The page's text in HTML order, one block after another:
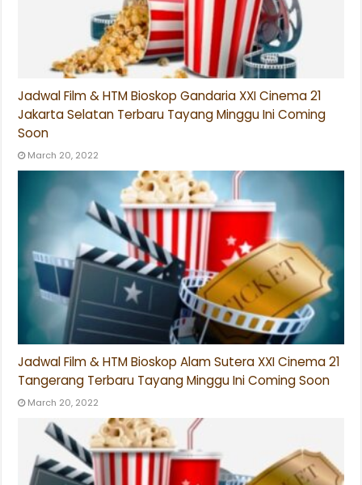
Jadwal Film & HTM Bioskop Gandaria XXI Cinema 21
Jakarta Selatan Terbaru Tayang Minggu Ini Coming
Soon
March 20, 2022
Jadwal Film & HTM Bioskop Alam Sutera XXI Cinema 21
Tangerang Terbaru Tayang Minggu Ini Coming Soon
March 20, 2022